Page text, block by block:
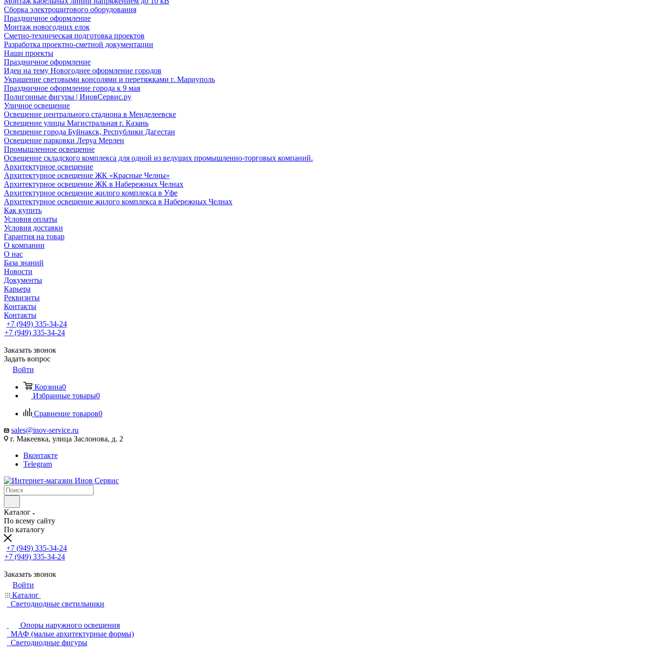
Сборка электрощитового оборудования
Праздничное оформление
Монтаж новогодних елок
Сметно-техническая подготовка проектов
Разработка проектно-сметной документации
Наши проекты
Праздничное оформление
Идеи на тему Новогоднее оформление городов
Украшение световыми консолями и перетяжками г. Мариуполь
Праздничное оформление города к 9 мая
Полигонные фигуры | ИновСервис.ру
Уличное освещение
Освещение центрального стадиона в Менделеевске
Освещение улицы Магистральная г. Казань
Освещение города Буйнакск, Республики Дагестан
Освещение парковки Леруа Мерлен
Промышленное освещение
Освещение складского комплекса для одной из ведущих промышленно-торговых компаний.
Архитектурное освещение
Архитектурное освещение ЖК «Красные Челны»
Архитектурное освещение ЖК в Набережных Челнах
Архитектурное освещение жилого комплекса в Уфе
Архитектурное освещение жилого комплекса в Набережных Челнах
Как купить
Условия оплаты
Условия доставки
Гарантия на товар
О компании
О нас
База знаний
Новости
Документы
Карьера
Реквизиты
Контакты
Контакты
+7 (949) 335-34-24
+7 (949) 335-34-24
Заказать звонок
Задать вопрос
Войти
Корзина0
Избранные товары0
Сравнение товаров0
sales@inov-service.ru
г. Макеевка, улица Заслонова, д. 2
Вконтакте
Telegram
Каталог
По всему сайту
По каталогу
+7 (949) 335-34-24
+7 (949) 335-34-24
Заказать звонок
Войти
Каталог
Светодиодные светильники
Опоры наружного освещения
МАФ (малые архитектурные формы)
Светодиодные фигуры